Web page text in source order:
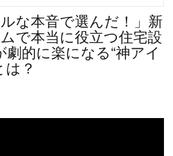
な本音で選んだ！」新
で本当に役立つ住宅設
劇的に楽になる“神アイ
？